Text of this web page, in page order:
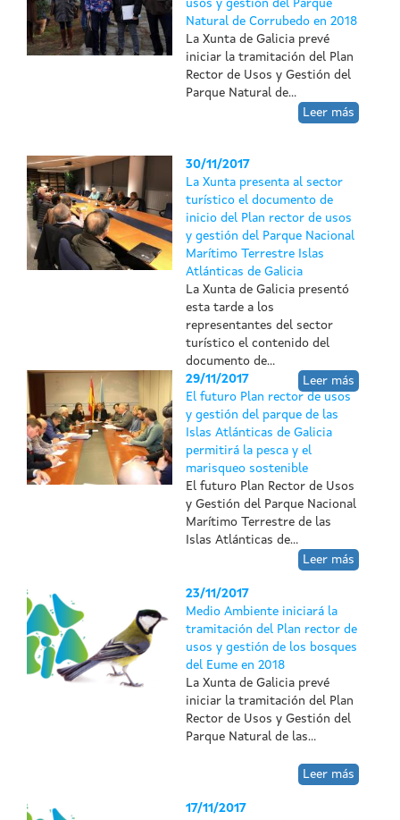
usos y gestión del Parque
Natural de Corrubedo en 2018
La Xunta de Galicia prevé
iniciar la tramitación del Plan
Rector de Usos y Gestión del
Parque Natural de...
Leer más
30/11/2017
La Xunta presenta al sector
turístico el documento de
inicio del Plan rector de usos
y gestión del Parque Nacional
Marítimo Terrestre Islas
Atlánticas de Galicia
La Xunta de Galicia presentó
esta tarde a los
representantes del sector
turístico el contenido del
documento de...
Leer más
29/11/2017
El futuro Plan rector de usos
y gestión del parque de las
Islas Atlánticas de Galicia
permitirá la pesca y el
marisqueo sostenible
El futuro Plan Rector de Usos
y Gestión del Parque Nacional
Marítimo Terrestre de las
Islas Atlánticas de...
Leer más
23/11/2017
Medio Ambiente iniciará la
tramitación del Plan rector de
usos y gestión de los bosques
del Eume en 2018
La Xunta de Galicia prevé
iniciar la tramitación del Plan
Rector de Usos y Gestión del
Parque Natural de las...
Leer más
17/11/2017